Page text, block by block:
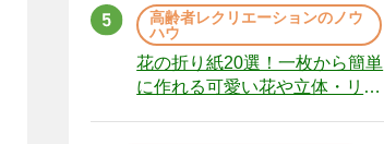
高齢者レクリエーションのノウ
ハウ
花の折り紙20選！一枚から簡単
に作れる可愛い花や立体・リー